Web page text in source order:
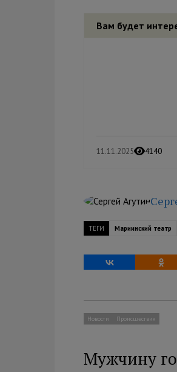
Вам будет
11.11.2025 4140
ТЕГИ Мариинский театр
Новости Происшествия
Мужчину